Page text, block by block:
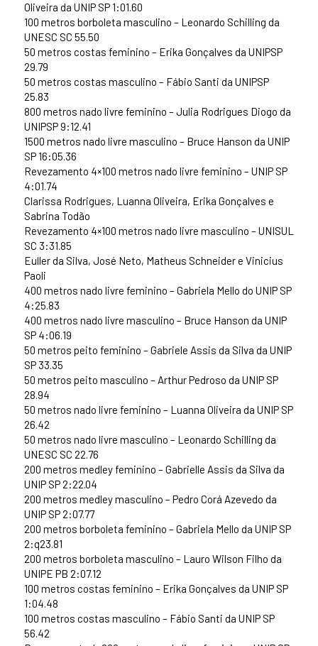
Oliveira da UNIP SP 1:01.60
100 metros borboleta masculino – Leonardo Schilling da
UNESC SC 55.50
50 metros costas feminino – Erika Gonçalves da UNIPSP
29.79
50 metros costas masculino – Fábio Santi da UNIPSP
25.83
800 metros nado livre feminino – Julia Rodrigues Diogo da
UNIPSP 9:12.41
1500 metros nado livre masculino – Bruce Hanson da UNIP
SP 16:05.36
Revezamento 4×100 metros nado livre feminino – UNIP SP
4:01.74
Clarissa Rodrigues, Luanna Oliveira, Erika Gonçalves e
Sabrina Todão
Revezamento 4×100 metros nado livre masculino – UNISUL
SC 3:31.85
Euller da Silva, José Neto, Matheus Schneider e Vinicius
Paoli
400 metros nado livre feminino – Gabriela Mello do UNIP SP
4:25.83
400 metros nado livre masculino – Bruce Hanson da UNIP
SP 4:06.19
50 metros peito feminino – Gabriele Assis da Silva da UNIP
SP 33.35
50 metros peito masculino – Arthur Pedroso da UNIP SP
28.94
50 metros nado livre feminino – Luanna Oliveira da UNIP SP
26.42
50 metros nado livre masculino – Leonardo Schilling da
UNESC SC 22.76
200 metros medley feminino – Gabrielle Assis da Silva da
UNIP SP 2:22.04
200 metros medley masculino – Pedro Corá Azevedo da
UNIP SP 2:07.77
200 metros borboleta feminino – Gabriela Mello da UNIP SP
2:q23.81
200 metros borboleta masculino – Lauro Wilson Filho da
UNIPE PB 2:07.12
100 metros costas feminino – Erika Gonçalves da UNIP SP
1:04.48
100 metros costas masculino – Fábio Santi da UNIP SP
56.42